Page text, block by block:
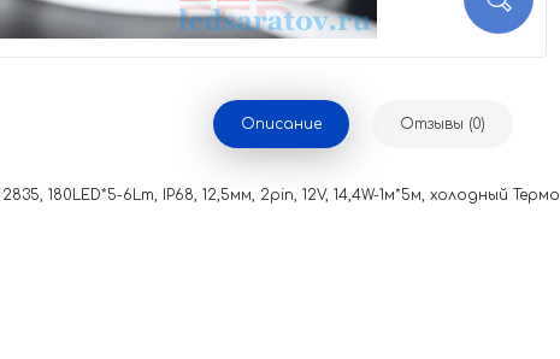
Описание Отзывы (0)
180LED*5-6Lm, IP68, 12,5мм, 2pin, 12V, 14,4W-1м*5м, холодный Термо